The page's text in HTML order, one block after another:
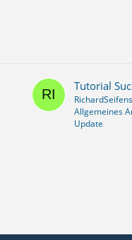
Tutorial
Allgemeines
Update